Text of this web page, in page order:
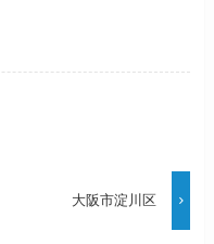
大阪市淀川区